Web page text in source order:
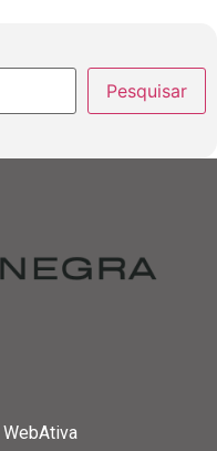
Pesquisar
WebAtiva